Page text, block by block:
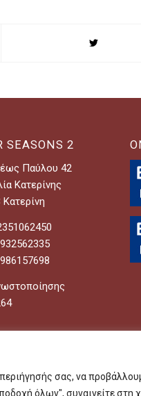
σας, να
όλων", συναινείτε στη
SEASONS 2
Παύλου 42
Κατερίνης
byMinimal.gr